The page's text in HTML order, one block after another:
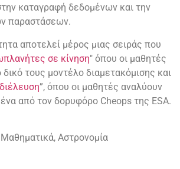
καταγραφή δεδομένων και την
παραστάσεων.
αποτελεί μέρος μιας σειράς που
σε κίνηση" όπου οι μαθητές
τους μοντέλο διαμετακόμισης και
”, όπου οι μαθητές αναλύουν
από τον δορυφόρο Cheops της ESA.
Αστρονομία